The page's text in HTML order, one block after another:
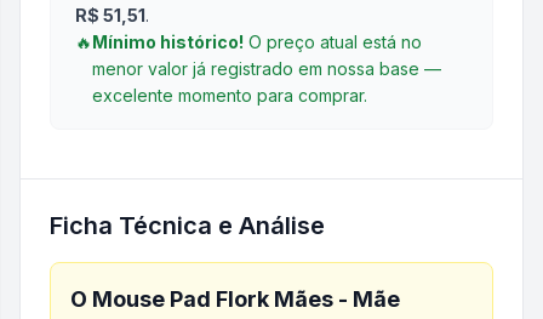
R$ 51,51.
🔥Mínimo histórico! O preço atual está no
menor valor já registrado em nossa base —
excelente momento para comprar.
Ficha Técnica e Análise
O Mouse Pad Flork Mães - Mãe